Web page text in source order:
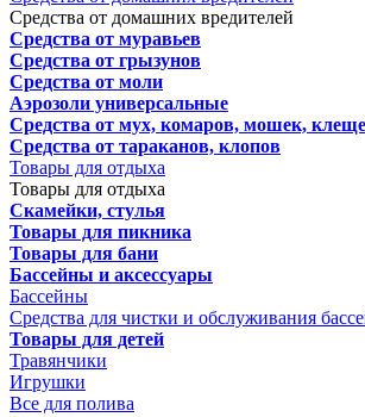
Средства от домашних вредителей
Средства от муравьев
Средства от грызунов
Средства от моли
Аэрозоли универсальные
Средства от мух, комаров, мошек,
Средства от тараканов, клопов
Товары для отдыха
Товары для отдыха
Скамейки, стулья
Товары для пикника
Товары для бани
Бассейны и аксессуары
Бассейны
Средства для чистки и обслуживания
Товары для детей
Травянчики
Игрушки
Все для полива